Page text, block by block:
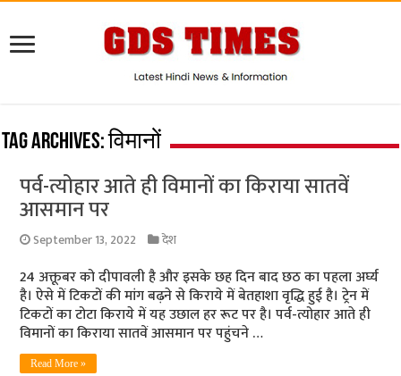
Tag Archives:विमानों
पर्व-त्योहार आते ही विमानों का किराया सातवें
आसमान पर
September 13, 2022 देश
24 अक्तूबर को दीपावली है और इसके छह दिन बाद छठ का पहला अर्घ्य
है। ऐसे में टिकटों की मांग बढ़ने से किराये में बेतहाशा वृद्धि हुई है। ट्रेन में
टिकटों का टोटा किराये में यह उछाल हर रूट पर है। पर्व-त्योहार आते ही
विमानों का किराया सातवें आसमान पर पहुंचने …
Read More »